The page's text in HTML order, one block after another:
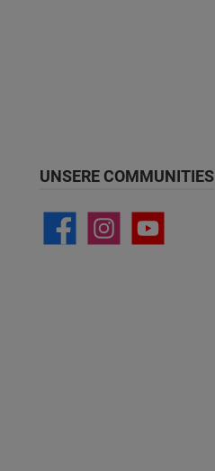
UNSERE COMMUNITIES